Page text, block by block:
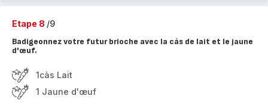
Etape 8 /9
Badigeonnez votre futur brioche avec la càs de lait et le jaune
d'œuf.
1càs Lait
1 Jaune d'œuf